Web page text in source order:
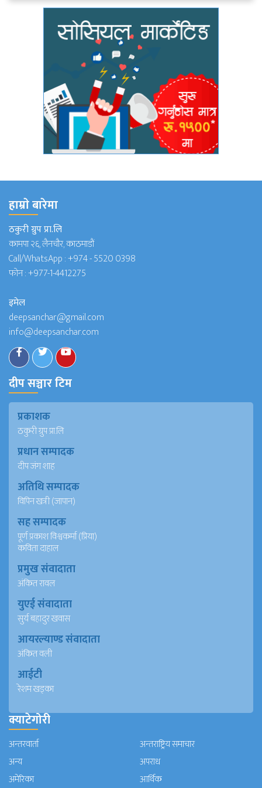
हाम्राे बारेमा
ठकुरी ग्रुप प्रा.लि
कामपा २६, लैनचौर, काठमाडौं
Call/WhatsApp :+974 - 5520 0398
फोन :+977-1-4412275
इमेल
deepsanchar@gmail.com
info@deepsanchar.com
दीप सञ्चार टिम
प्रकाशक
ठकुरी ग्रुप प्रा.लि
प्रधान सम्पादक
दीप जंग शाह
अतिथि सम्पादक
विपिन खत्री (जापान)
सह सम्पादक
पूर्ण प्रकाश विश्वकर्मा (प्रिया)
कविता दाहाल
प्रमुख संवादाता
अंकित रावल
युएई संवादाता
सुर्य बहादुर खवास
आयरल्याण्ड संवादाता
अंकित वली
आईटी
रेशम खड्का
क्याटेगोरी
अन्तरवार्ता
अन्तराष्ट्रिय समाचार
अन्य
अपराध
अमेरिका
आर्थिक